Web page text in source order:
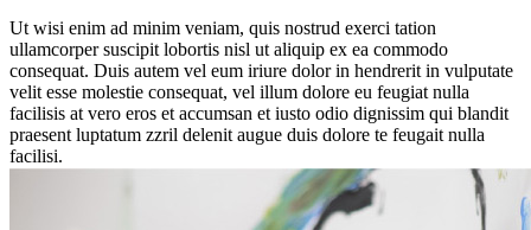
Ut wisi enim ad minim veniam, quis nostrud exerci tation
ullamcorper suscipit lobortis nisl ut aliquip ex ea commodo
consequat. Duis autem vel eum iriure dolor in hendrerit in vulputate
velit esse molestie consequat, vel illum dolore eu feugiat nulla
facilisis at vero eros et accumsan et iusto odio dignissim qui blandit
praesent luptatum zzril delenit augue duis dolore te feugait nulla
facilisi.